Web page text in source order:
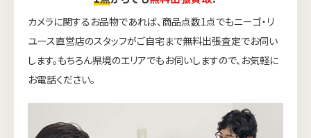
カメラに関するお品物であれば、商品点数1点でもニーゴ・リ
ユース直営店のスタッフがご自宅まで無料出張査定でお伺い
します。もちろん県境のエリアでもお伺いしますので、お気軽に
お電話ください。